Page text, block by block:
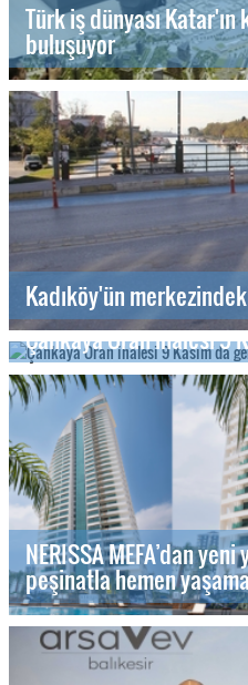
Türk iş dünyası
buluşuyor
Kadıköy'ün
Çankaya Oran ihalesi 9
NERISSA MEFA’dan
peşinatla hemen